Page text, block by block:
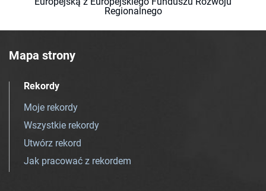
Regionalnego
Mapa strony
Rekordy
Moje rekordy
Wszystkie rekordy
Utwórz rekord
Jak pracować z rekordem